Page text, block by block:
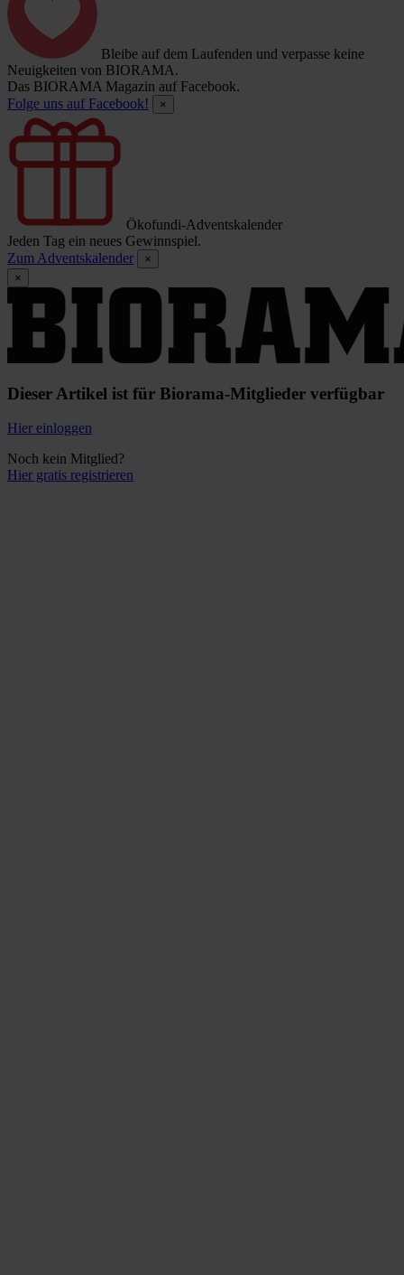
Bleibe auf dem Laufenden und verpasse keine
Neuigkeiten von BIORAMA.
Das BIORAMA Magazin auf Facebook.
Folge uns auf Facebook!
×
Ökofundi-Adventskalender
Jeden Tag ein neues Gewinnspiel.
Zum Adventskalender
×
×
Dieser Artikel ist für Biorama-Mitglieder verfügbar
Hier einloggen
Noch kein Mitglied?
Hier gratis registrieren